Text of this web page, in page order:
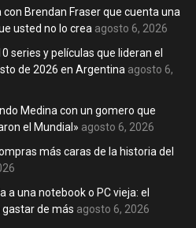
con Brendan Fraser que cuenta una
usted no lo crea agosto 6, 2026
series y películas que lideran el
de 2026 en Argentina agosto 6,
Medina con un gomero que
el Mundial» agosto 6, 2026
más caras de la historia del
a una notebook o PC vieja: el
de más agosto 6, 2026